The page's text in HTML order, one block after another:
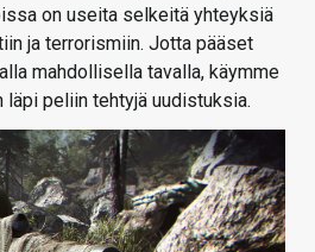
on useita selkeitä yhteyksiä
ja terrorismiin. Jotta pääset
mahdollisella tavalla, käymme
läpi peliin tehtyjä uudistuksia.